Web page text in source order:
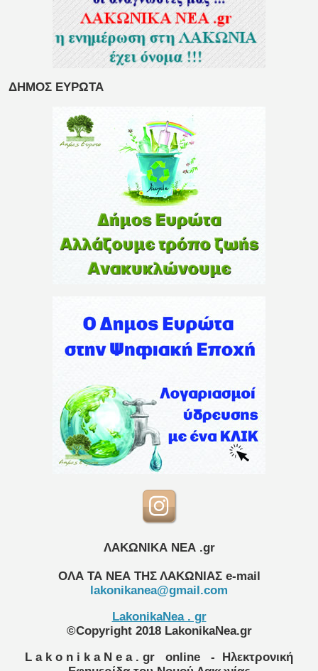
ΔΗΜΟΣ ΕΥΡΩΤΑ
ΛΑΚΩΝΙΚΑ ΝΕΑ .gr
ΟΛΑ ΤΑ ΝΕΑ ΤΗΣ ΛΑΚΩΝΙΑΣ e-mail
lakonikanea@gmail.com
LakonikaNea . gr
©Copyright 2018 LakonikaNea.gr
L a k o n i k a N e a . gr
online
- Ηλεκτρονική